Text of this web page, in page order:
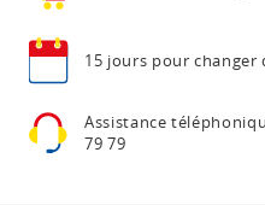
15 jours pour changer
Assistance
79 79